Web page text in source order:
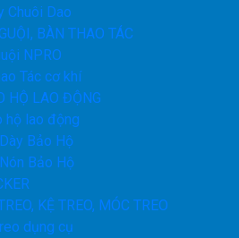
Chuôi Dao
BÀN THAO TÁC
NPRO
Tác cơ khí
HỘ LAO ĐỘNG
hộ lao động
Bảo Hộ
Bảo Hộ
KỆ TREO, MÓC TREO
dụng cụ